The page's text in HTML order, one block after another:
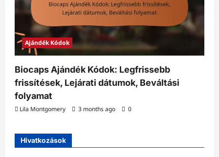
Ajándék Kódok
Biocaps Ajándék Kódok: Legfrissebb
frissítések, Lejárati dátumok, Beváltási
folyamat
Lila Montgomery 3 months ago 0
Hivatkozások